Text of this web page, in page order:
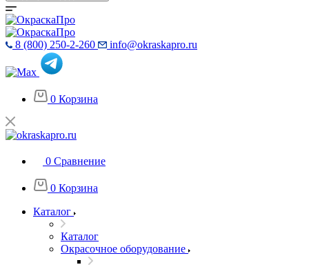
8 (800) 250-2-260 info@okraskapro.ru
0 Корзина
0 Сравнение
0 Корзина
Каталог
Каталог
Окрасочное оборудование